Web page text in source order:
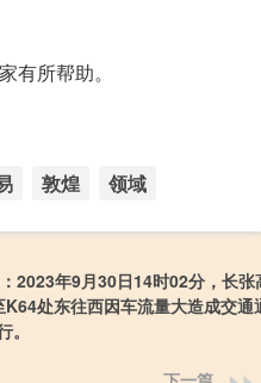
有所帮助。
敦煌 领域
2023年9月30日14时02分，长张
处东往西因车流量大造成交通